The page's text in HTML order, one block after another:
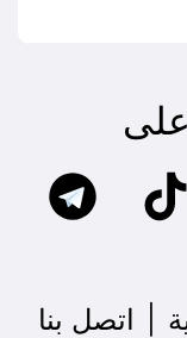
على
اتصل بنا